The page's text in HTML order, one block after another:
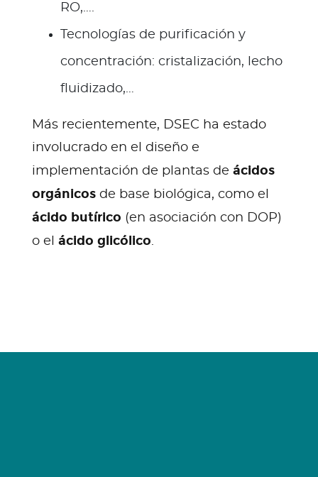
RO,….
Tecnologías de purificación y
concentración: cristalización, lecho
fluidizado,…
Más recientemente, DSEC ha estado
involucrado en el diseño e
implementación de plantas de ácidos
orgánicos de base biológica, como el
ácido butírico (en asociación con DOP)
o el ácido glicólico